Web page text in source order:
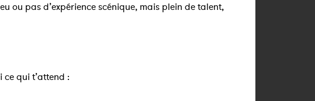
ou pas d’expérience scénique, mais plein de talent,
ce qui t’attend :